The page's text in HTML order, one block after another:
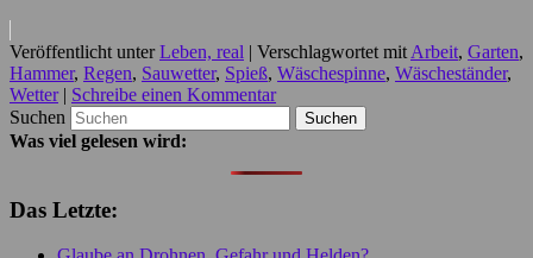
Veröffentlicht unter Leben, real | Verschlagwortet mit Arbeit, Garten,
Hammer, Regen, Sauwetter, Spieß, Wäschespinne, Wäscheständer,
Wetter | Schreibe einen Kommentar
Suchen
Was viel gelesen wird:
Das Letzte: